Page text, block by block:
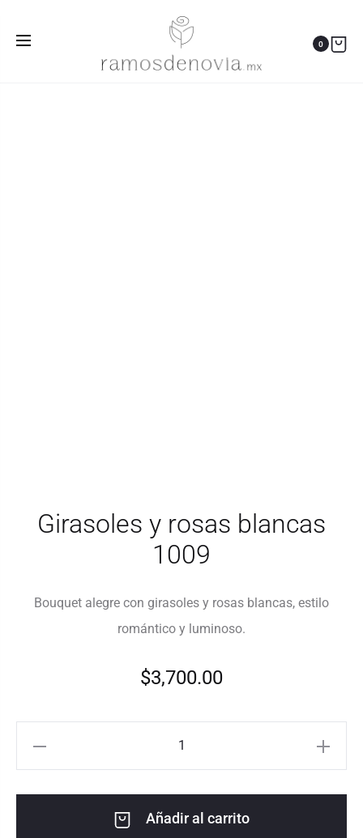
0
Girasoles y rosas blancas 1009
Girasoles y rosas blancas
1009
Bouquet alegre con girasoles y rosas blancas, estilo
romántico y luminoso.
$3,700.00
Añadir al carrito